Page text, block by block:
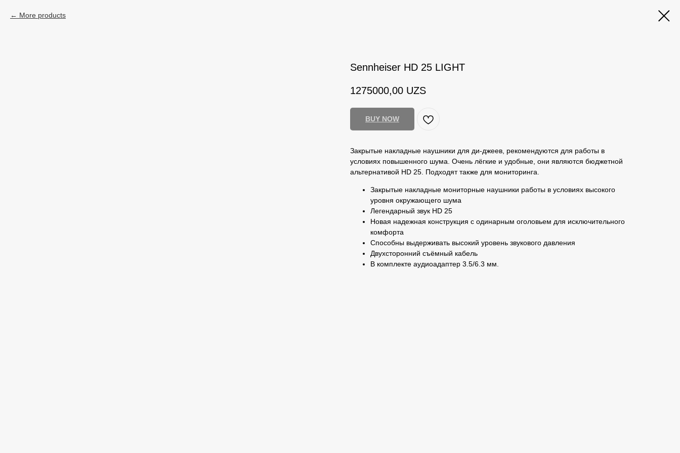
More products
Sennheiser HD 25 LIGHT
1275000,00 UZS
BUY NOW
Закрытые накладные наушники для ди-джеев, рекомендуются для работы в
условиях повышенного шума. Очень лёгкие и удобные, они являются бюджетной
альтернативой HD 25. Подходят также для мониторинга.
Закрытые накладные мониторные наушники работы в условиях высокого
уровня окружающего шума
Легендарный звук HD 25
Новая надежная конструкция с одинарным оголовьем для исключительного
комфорта
Способны выдерживать высокий уровень звукового давления
Двухсторонний съёмный кабель
В комплекте аудиоадаптер 3.5/6.3 мм.